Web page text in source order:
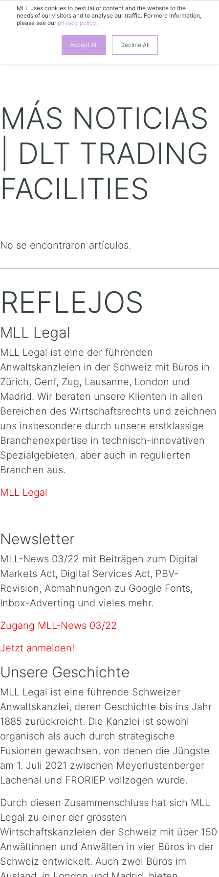
MLL uses cookies to best tailor content and the website to the
needs of our visitors and to analyse our traffic. For more information,
please see our privacy policy.
Accept All Decline All
MÁS NOTICIAS
| DLT TRADING
FACILITIES
No se encontraron artículos.
REFLEJOS
MLL Legal
MLL Legal ist eine der führenden
Anwaltskanzleien in der Schweiz mit Büros in
Zürich, Genf, Zug, Lausanne, London und
Madrid. Wir beraten unsere Klienten in allen
Bereichen des Wirtschaftsrechts und zeichnen
uns insbesondere durch unsere erstklassige
Branchenexpertise in technisch-innovativen
Spezialgebieten, aber auch in regulierten
Branchen aus.
MLL Legal
Newsletter
MLL-News 03/22 mit Beiträgen zum Digital
Markets Act, Digital Services Act, PBV-
Revision, Abmahnungen zu Google Fonts,
Inbox-Adverting und vieles mehr.
Zugang MLL-News 03/22
Jetzt anmelden!
Unsere Geschichte
MLL Legal ist eine führende Schweizer
Anwaltskanzlei, deren Geschichte bis ins Jahr
1885 zurückreicht. Die Kanzlei ist sowohl
organisch als auch durch strategische
Fusionen gewachsen, von denen die Jüngste
am 1. Juli 2021 zwischen Meyerlustenberger
Lachenal und FRORIEP vollzogen wurde.
Durch diesen Zusammenschluss hat sich MLL
Legal zu einer der grössten
Wirtschaftskanzleien der Schweiz mit über 150
Anwältinnen und Anwälten in vier Büros in der
Schweiz entwickelt. Auch zwei Büros im